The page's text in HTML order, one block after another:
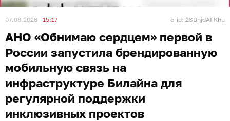
07.08.2026 15:17 erid: 2SDnjdAFKhu
АНО «Обнимаю сердцем» первой в
России запустила брендированную
мобильную связь на
инфраструктуре Билайна для
регулярной поддержки
инклюзивных проектов